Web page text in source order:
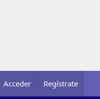
Acceder Regístrate